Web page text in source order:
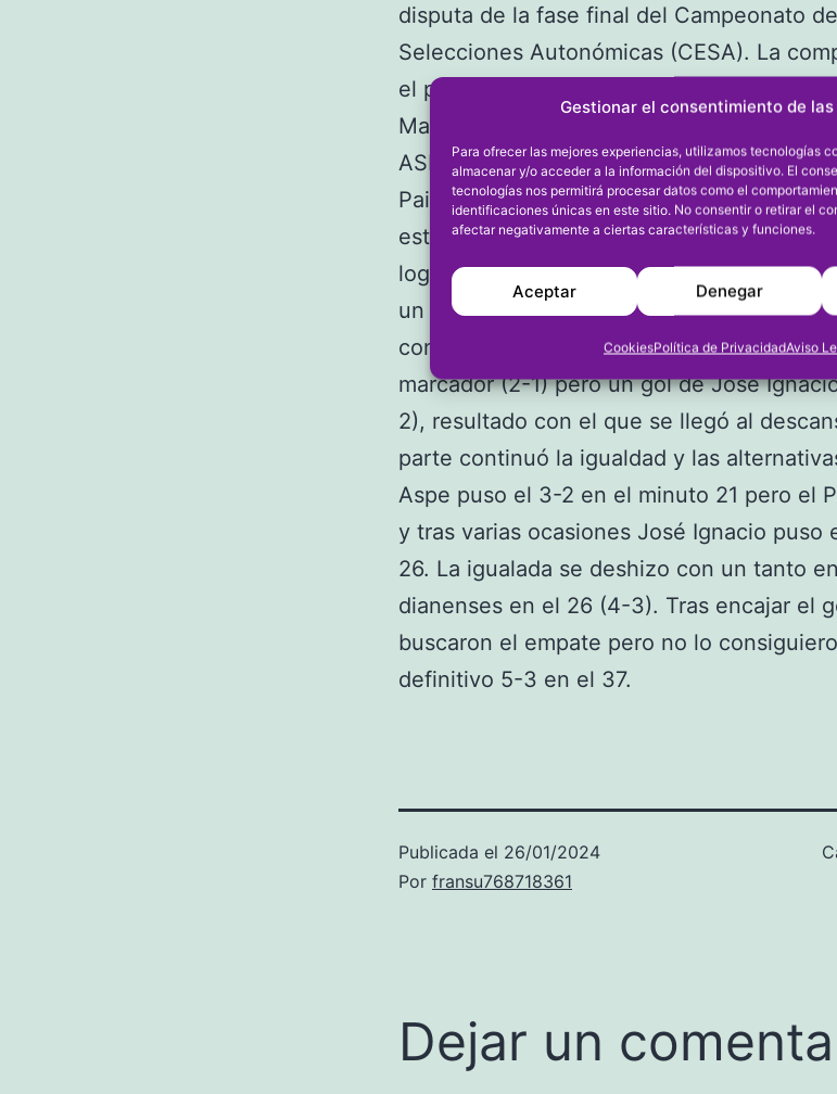
Gestionar el consentimiento de
Para ofrecer las mejores experiencias, utilizamos tecnologías
almacenar y/o acceder a la información del dispositivo. El
tecnologías nos permitirá procesar datos como el
identificaciones únicas en este sitio. No consentir o retirar el
afectar negativamente a ciertas características y funciones.
Aceptar Denegar
CookiesPolítica de PrivacidadAviso
disputa de la fase final del Campeonato
Selecciones Autonómicas (CESA). La
el primer fin de semana de febrero. En
Mar Dénia F. Fernández recibirá al Alzira
ASPE 5, PAIDOS MAR DÉNIA F.
Paidos Mar Dénia F. Fernández Luna
estuvo equilibrado y en el que la mala
lograr un resultado positivo. Los
un gol de Pau Valero en el primer minuto
con dos goles en los minutos 4 y 5, le
marcador (2-1) pero un gol de José
2), resultado con el que se llegó al
parte continuó la igualdad y las
Aspe puso el 3-2 en el minuto 21 pero el
y tras varias ocasiones José Ignacio puso
26. La igualada se deshizo con un tanto
dianenses en el 26 (4-3). Tras encajar el
buscaron el empate pero no lo
definitivo 5-3 en el 37.
Publicada el 26/01/2024
Por fransu768718361
Dejar un